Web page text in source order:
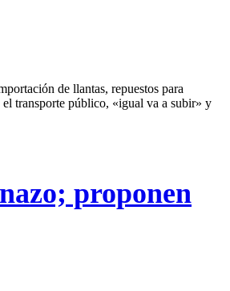
de llantas, repuestos para
transporte público, «igual va a subir» y
proponen